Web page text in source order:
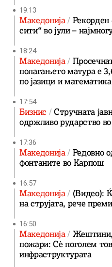
19:13
Македонија Рекорден
сити“ во јули –
18:24
Македонија
полагањето матура е
по јазици и математика
17:54
Бизнис
Стручната
одржливо рударство
17:36
Македонија Редовно
фонтаните во Карпош
16:57
Македонија (Видео):
на струјата, рече
16:50
Македонија
пожари: Сè поголем
инфраструктурата